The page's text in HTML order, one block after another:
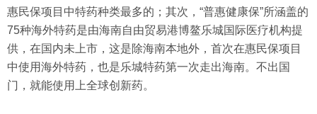
惠民保项目中特药种类最多的；其次，“普惠健康保”所涵盖的
75种海外特药是由海南自由贸易港博鳌乐城国际医疗机构提
供，在国内未上市，这是除海南本地外，首次在惠民保项目
中使用海外特药，也是乐城特药第一次走出海南。不出国
门，就能使用上全球创新药。